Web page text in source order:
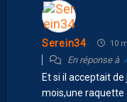
Serein34 10
En réponse à
Et si il acceptait
mois,une raquette